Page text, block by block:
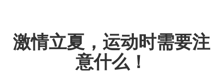
激情立夏，运动时需要注
意什么！